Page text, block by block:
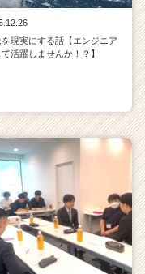
を現実にする話【エンジニア
て活躍しませんか！？】